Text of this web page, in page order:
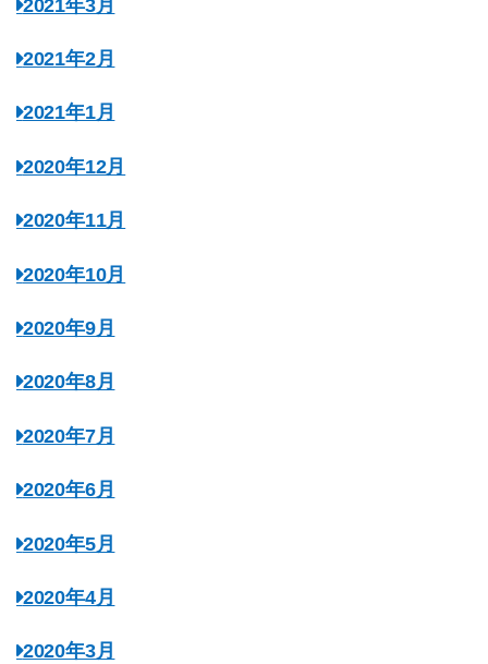
2021年3月
2021年2月
2021年1月
2020年12月
2020年11月
2020年10月
2020年9月
2020年8月
2020年7月
2020年6月
2020年5月
2020年4月
2020年3月